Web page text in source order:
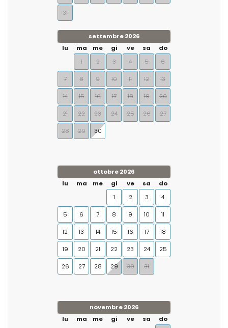
31
settembre 2026
lu
ma me gi ve sa
do
1
2 3 4 5 6
7 8 9 10 11 12 13
14 15 16 17 18 19 20
21 22 23 24 25 26 27
28 29 30
ottobre 2026
lu
ma me gi ve sa
do
1
2 3 4
5 6 7 8 9 10 11
12 13 14 15 16 17 18
19 20 21 22 23 24 25
26 27 28 29 30 31
novembre 2026
lu
ma me gi ve sa
do